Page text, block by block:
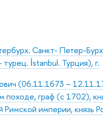
Санкт- Петер-
İstanbul. Турция), г.
(06.11.1673 –
походе, граф (с 1702),
империи, князь